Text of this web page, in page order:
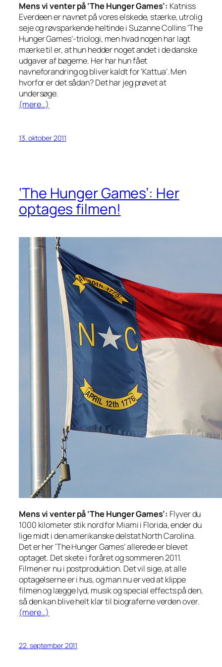
Mens vi venter på ‘The Hunger Games’: Katniss
Everdeen er navnet på vores elskede, stærke, utrolig
seje og røvsparkende heltinde i Suzanne Collins ’The
Hunger Games’-triologi, men hvad nogen har lagt
mærke til er, at hun hedder noget andet i de danske
udgaver af bøgerne. Her har hun fået
navneforandring og bliver kaldt for ‘Kattua’. Men
hvorfor er det sådan? Det har jeg prøvet at
undersøge.
(mere…)
13. oktober 2011
‘The Hunger Games’: Her
optages filmen!
Mens vi venter på ‘The Hunger Games’: Flyver du
1000 kilometer stik nord for Miami i Florida, ender du
lige midt i den amerikanske delstat North Carolina.
Det er her ‘The Hunger Games’ allerede er blevet
optaget. Det skete i foråret og sommeren 2011.
Filmen er nu i postproduktion. Det vil sige, at alle
optagelserne er i hus, og man nu er ved at klippe
filmen og lægge lyd, musik og special effects på den,
så den kan blive helt klar til biograferne verden over.
(mere…)
22. september 2011